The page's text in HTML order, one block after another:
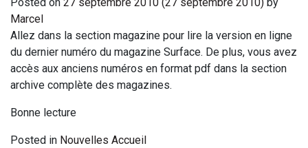
Posted on 27 septembre 2010 (27 septembre 2010) by
Marcel
Allez dans la section magazine pour lire la version en ligne
du dernier numéro du magazine Surface. De plus, vous avez
accès aux anciens numéros en format pdf dans la section
archive complète des magazines.
Bonne lecture
Posted in Nouvelles Accueil